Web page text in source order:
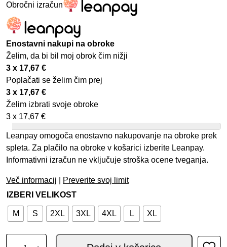
Obročni izračun
Enostavni nakupi na obroke
Želim, da bi bil moj obrok čim nižji
3 x 17,67 €
Poplačati se želim čim prej
3 x 17,67 €
Želim izbrati svoje obroke
3 x 17,67 €
Leanpay omogoča enostavno nakupovanje na obroke prek
spleta. Za plačilo na obroke v košarici izberite Leanpay.
Informativni izračun ne vključuje stroška ocene tveganja.
Več informacij
Preverite svoj limit
IZBERI VELIKOST
M S 2XL 3XL 4XL L XL
ALPINESTARS SUPERTECH MX ROKAVICE WHITE